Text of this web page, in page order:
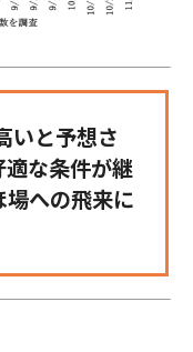
いと予想さ
な条件が継
への飛来に